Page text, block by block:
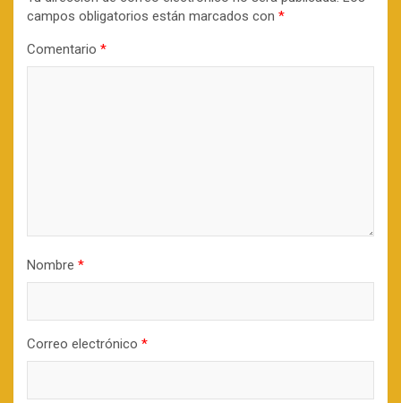
campos obligatorios están marcados con *
Comentario *
Nombre *
Correo electrónico *